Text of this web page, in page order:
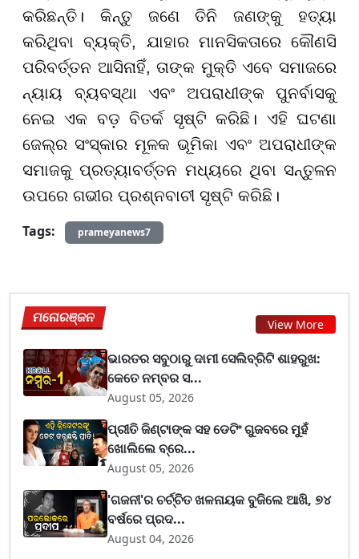
କରିଛନ୍ତି। କିନ୍ତୁ ଜଣେ ତିନି ଜଣଙ୍କୁ ହତ୍ୟା
କରିଥିବା ବ୍ୟକ୍ତି, ଯାହାର ମାନସିକତାରେ କୌଣସି
ପରିବର୍ତ୍ତନ ଆସିନାହିଁ, ତାଙ୍କ ମୁକ୍ତି ଏବେ ସମାଜରେ
ନ୍ୟାୟ ବ୍ୟବସ୍ଥା ଏବଂ ଅପରାଧୀଙ୍କ ପୁନର୍ବାସକୁ
ନେଇ ଏକ ବଡ଼ ବିତର୍କ ସୃଷ୍ଟି କରିଛି। ଏହି ଘଟଣା
ଜେଲ୍ର ସଂସ୍କାର ମୂଳକ ଭୂମିକା ଏବଂ ଅପରାଧୀଙ୍କ
ସମାଜକୁ ପ୍ରତ୍ୟାବର୍ତ୍ତନ ମଧ୍ୟରେ ଥିବା ସନ୍ତୁଳନ
ଉପରେ ଗଭୀର ପ୍ରଶ୍ନବାଚୀ ସୃଷ୍ଟି କରିଛି।
Tags:
prameyanews7
ମନୋରଞ୍ଜନ View More
ଭାରତର ସବୁଠାରୁ ଦାମୀ ସେଲିବ୍ରିଟି ଶାହରୁଖ:
କେତେ ନମ୍ବର ସ...
August 05, 2026
ପ୍ରୀତି ଜିଣ୍ଟାଙ୍କ ସହ ଡେଟିଂ ଗୁଜବରେ ମୁହଁ
ଖୋଲିଲେ ବ୍ରେ...
August 05, 2026
'ଗଜନୀ'ର ଚର୍ଚ୍ଚିତ ଖଳନାୟକ ବୁଜିଲେ ଆଖି, ୭୪
ବର୍ଷରେ ପ୍ରଦ...
August 04, 2026